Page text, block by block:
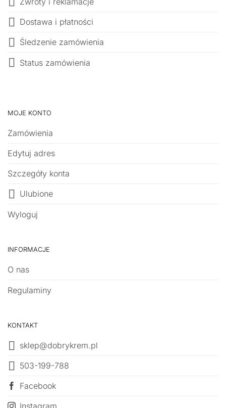
Dostawa i płatności
Śledzenie zamówienia
Status zamówienia
MOJE KONTO
Zamówienia
Edytuj adres
Szczegóły konta
Ulubione
Wyloguj
INFORMACJE
O nas
Regulaminy
KONTAKT
sklep@dobrykrem.pl
503-199-788
Facebook